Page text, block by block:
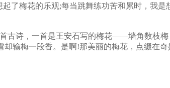
了梅花的乐观;每当跳舞练功苦和累时，我
诗，一首是王安石写的梅花――墙角数枝梅
输梅一段香。是啊!那美丽的梅花，点缀在